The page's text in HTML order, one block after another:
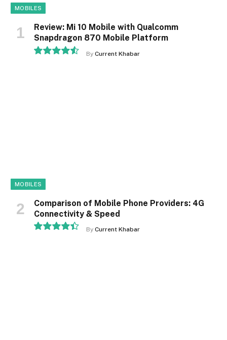
MOBILES
Review: Mi 10 Mobile with Qualcomm
Snapdragon 870 Mobile Platform
By Current Khabar
MOBILES
Comparison of Mobile Phone Providers: 4G
Connectivity & Speed
By Current Khabar